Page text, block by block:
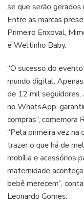
se que serão
Entre as marcas
Primeiro Enxoval,
e Weltinho Baby.
“O sucesso do
mundo digital.
de 12 mil seguidores.
no WhatsApp,
compras”, comemora
“Pela primeira vez na
trazer o que há de
mobília e acessórios
maternidade
bebê merecem”,
Leonardo Gomes.